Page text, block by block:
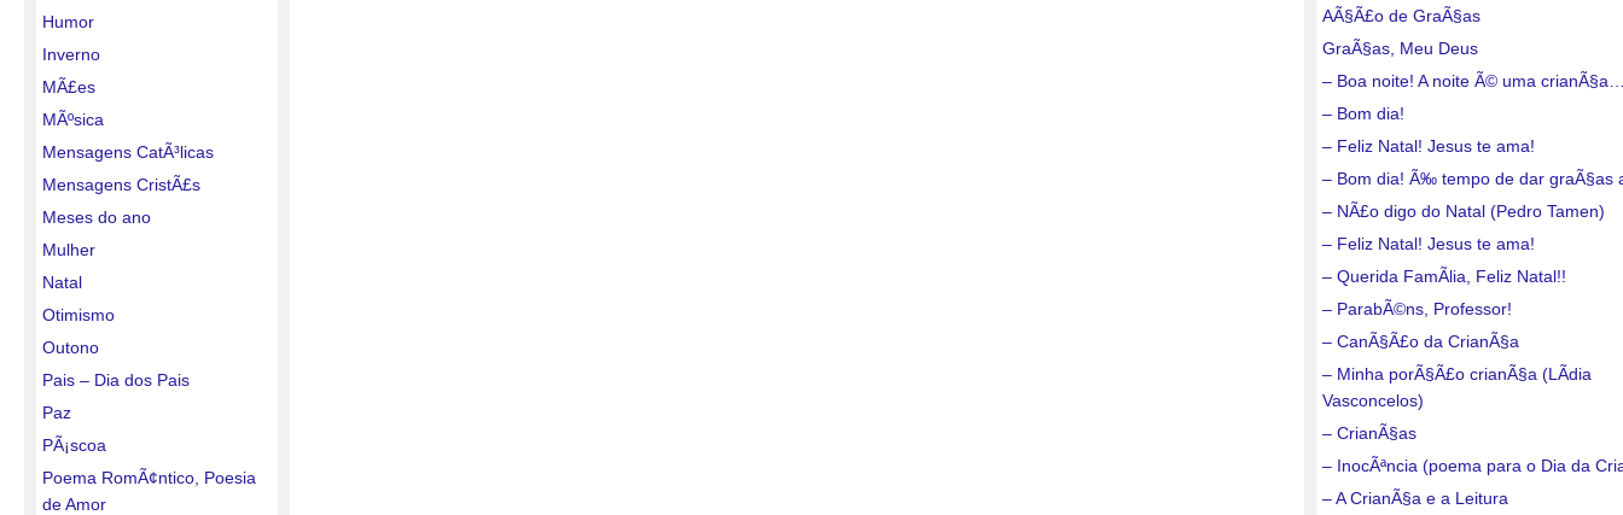
Humor
Inverno
MÃ£es
MÃºsica
Mensagens CatÃ³licas
Mensagens CristÃ£s
Meses do ano
Mulher
Natal
Otimismo
Outono
Pais – Dia dos Pais
Paz
PÃ¡scoa
Poema RomÃ¢ntico, Poesia
de Amor
AÃ§Ã£o de GraÃ§as
GraÃ§as, Meu Deus
– Boa noite! A noite Ã© uma
– Bom dia!
– Feliz Natal! Jesus te ama!
– Bom dia! Ã‰ tempo de dar graÃ§as
– NÃ£o digo do Natal (Pedro Tamen)
– Feliz Natal! Jesus te ama!
– Querida FamÃ­lia, Feliz Natal!!
– ParabÃ©ns, Professor!
– CanÃ§Ã£o da CrianÃ§a
– Minha porÃ§Ã£o crianÃ§a (LÃ­dia
Vasconcelos)
– CrianÃ§as
– InocÃªncia (poema para o Dia da
– A CrianÃ§a e a Leitura